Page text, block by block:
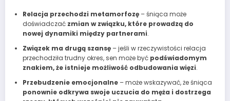
Relacja przechodzi metamorfozę– śniąca może
doświadczać zmian w związku, które prowadzą do
nowej dynamiki między partnerami.
Związek ma drugą szansę– jeśli w rzeczywistości relacja
przechodziła trudny okres, sen może być podświadomym
znakiem, że istnieje możliwość odbudowania więzi.
Przebudzenie emocjonalne– może wskazywać, że śniąca
ponownie odkrywa swoje uczucia do męża i dostrzega